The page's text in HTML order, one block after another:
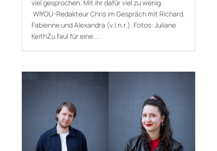
viel gesprochen. Mit ihr dafür viel zu wenig.
WIYOU-Redakteur Chris im Gespräch mit Richard,
Fabienne und Alexandra (v.l.n.r.). Fotos: Juliane
KeithZu faul für eine...